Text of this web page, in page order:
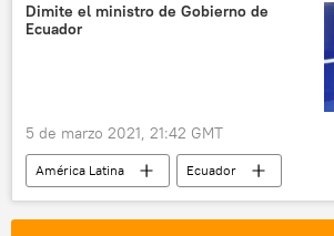
Dimite el ministro de Gobierno de
Ecuador
5 de marzo 2021, 21:42 GMT
América Latina Ecuador